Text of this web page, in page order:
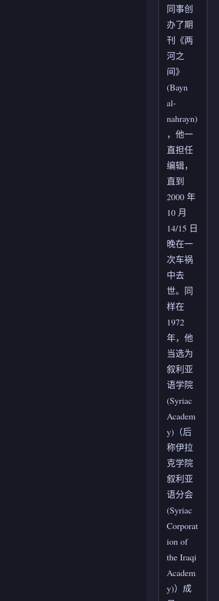
同事创
办了期
刊《两
河之
间》
(Bayn
al-
nahrayn)
，他一
直担任
编辑，
直到
2000 年
10 月
14/15 日
晚在一
次车祸
中去
世。同
样在
1972
年，他
当选为
叙利亚
语学院
(Syriac
Academ
y)（后
称伊拉
克学院
叙利亚
语分会
(Syriac
Corporat
ion of
the Iraqi
Academ
y)）成